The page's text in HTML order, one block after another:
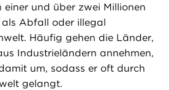
einer und über zwei Millionen
als Abfall oder illegal
Häufig gehen die Länder,
Industrieländern annehmen,
um, sodass er oft durch
gelangt.